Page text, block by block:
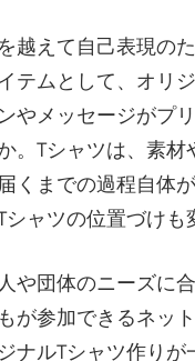
越えて自己表現の
テムとして、オリ
やメッセージがプ
。Tシャツは、素
くまでの過程自体
ャツの位置づけも
や団体のニーズに
が参加できるネッ
ナルTシャツ作り